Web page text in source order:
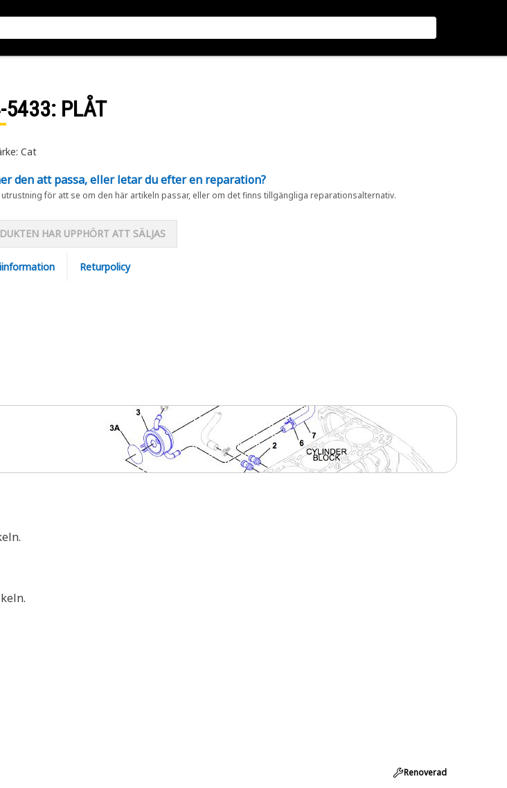
5433: PLÅT
Cat
den att passa, eller letar du efter en reparation?
för att se om den här artikeln passar, eller om det finns tillgängliga reparationsalternativ.
HAR UPPHÖRT ATT SÄLJAS
Returpolicy
Renoverad